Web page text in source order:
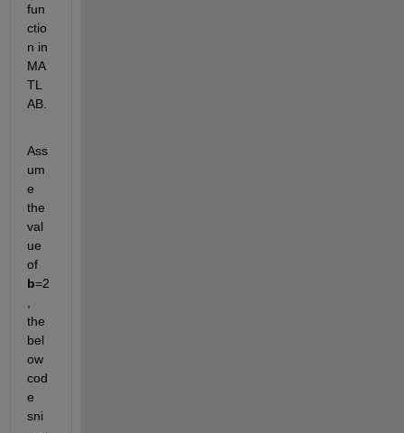
fun
ctio
n in
MA
TL
AB.
Ass
um
e
the
val
ue
of
b=2
the
bel
ow
cod
e
sni